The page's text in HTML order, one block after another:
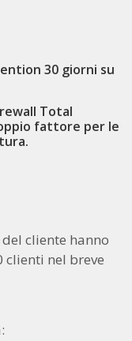
30 giorni su
Total
fattore per le
cliente hanno
nel breve